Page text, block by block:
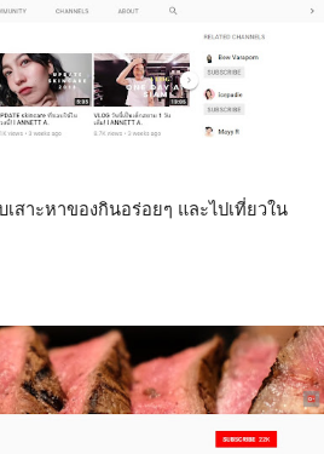
สาะหาของกินอร่อยๆ และไปเที่ยวใน